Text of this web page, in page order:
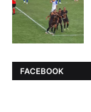
FACEBOOK